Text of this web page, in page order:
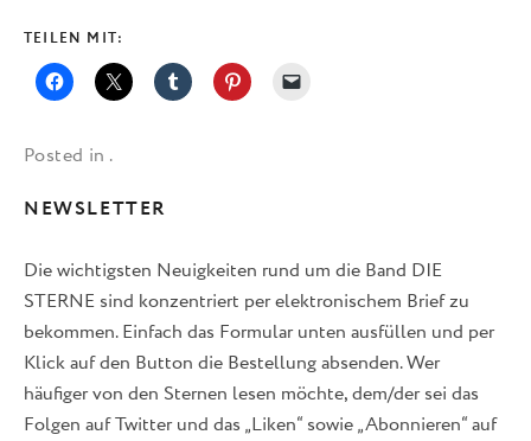
TEILEN MIT:
Posted in .
NEWSLETTER
Die wichtigsten Neuigkeiten rund um die Band DIE
STERNE sind konzentriert per elektronischem Brief zu
bekommen. Einfach das Formular unten ausfüllen und per
Klick auf den Button die Bestellung absenden. Wer
häufiger von den Sternen lesen möchte, dem/der sei das
Folgen auf Twitter und das „Liken“ sowie „Abonnieren“ auf